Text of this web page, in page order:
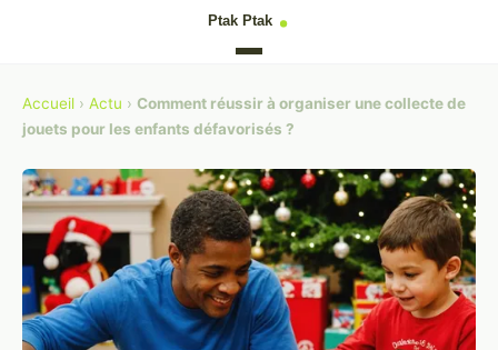
Accueil › Actu › Comment réussir à organiser une collecte de
jouets pour les enfants défavorisés ?